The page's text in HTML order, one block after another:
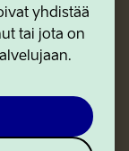
yhdistää
tai jota on